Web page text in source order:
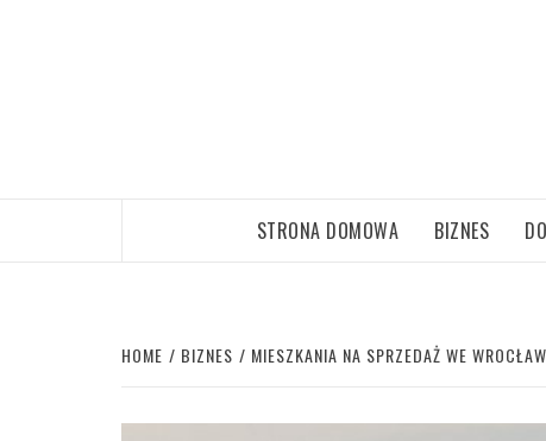
STRONA DOMOWA BIZNES
HOME BIZNES MIESZKANIA NA SPRZEDAŻ WE